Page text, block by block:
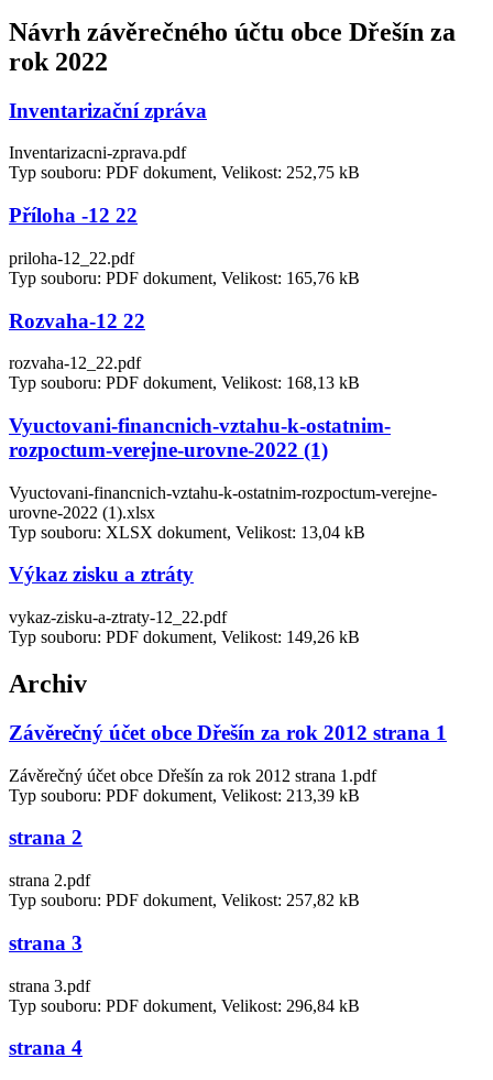
Návrh závěrečného účtu obce Dřešín za
rok 2022
Inventarizační zpráva
Inventarizacni-zprava.pdf
Typ souboru: PDF dokument, Velikost: 252,75 kB
Příloha -12 22
priloha-12_22.pdf
Typ souboru: PDF dokument, Velikost: 165,76 kB
Rozvaha-12 22
rozvaha-12_22.pdf
Typ souboru: PDF dokument, Velikost: 168,13 kB
Vyuctovani-financnich-vztahu-k-ostatnim-
rozpoctum-verejne-urovne-2022 (1)
Vyuctovani-financnich-vztahu-k-ostatnim-rozpoctum-verejne-
urovne-2022 (1).xlsx
Typ souboru: XLSX dokument, Velikost: 13,04 kB
Výkaz zisku a ztráty
vykaz-zisku-a-ztraty-12_22.pdf
Typ souboru: PDF dokument, Velikost: 149,26 kB
Archiv
Závěrečný účet obce Dřešín za rok 2012 strana 1
Závěrečný účet obce Dřešín za rok 2012 strana 1.pdf
Typ souboru: PDF dokument, Velikost: 213,39 kB
strana 2
strana 2.pdf
Typ souboru: PDF dokument, Velikost: 257,82 kB
strana 3
strana 3.pdf
Typ souboru: PDF dokument, Velikost: 296,84 kB
strana 4